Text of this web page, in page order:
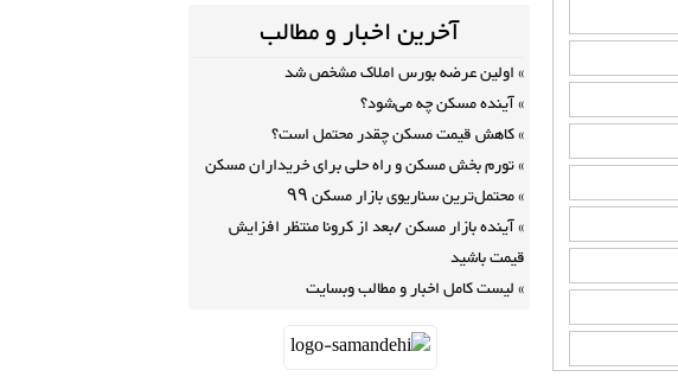
آخرین اخبار و مطالب
اولین عرضه بورس املاک مشخص شد
آینده مسکن چه می‌شود؟
کاهش قیمت مسکن چقدر محتمل است؟
تورم بخش مسکن و راه حلی برای خریداران مسکن
محتمل‌ترین سناریوی بازار مسکن ۹۹
آینده بازار مسکن /بعد از کرونا منتظر افزایش
قیمت باشید
لیست کامل اخبار و مطالب وبسایت